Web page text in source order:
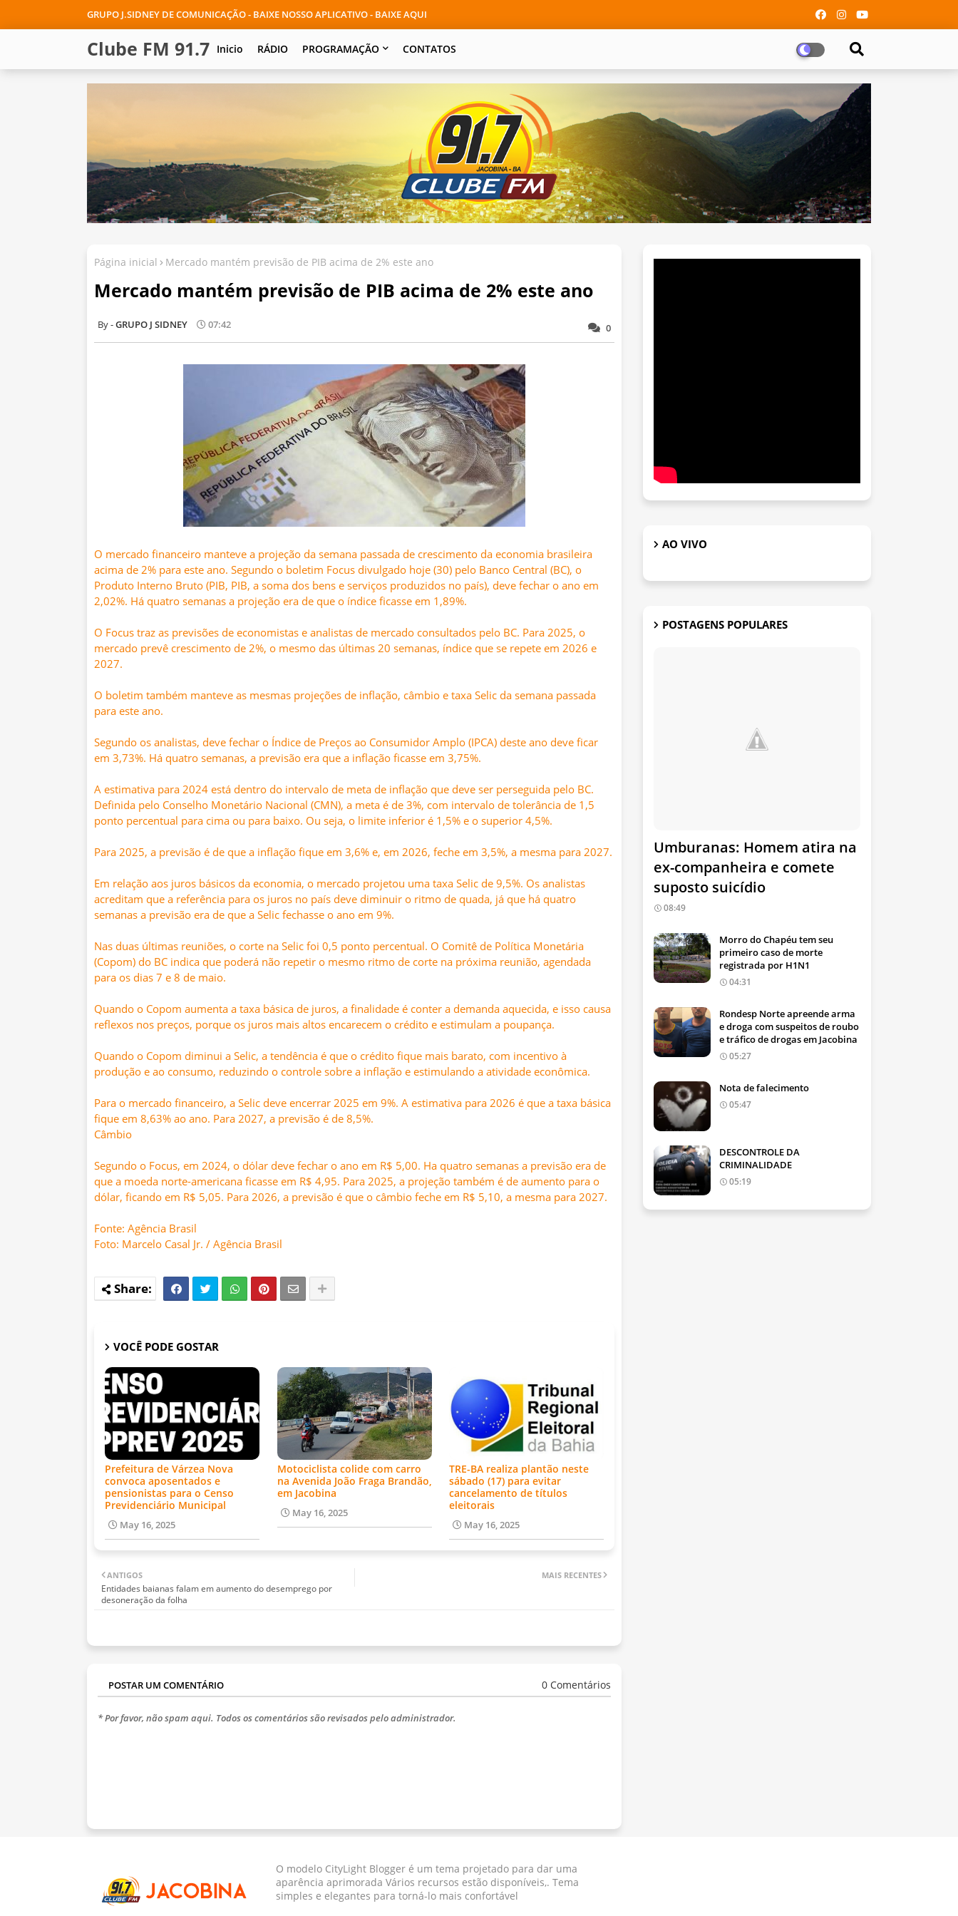
GRUPO J.SIDNEY DE COMUNICAÇÃO - BAIXE NOSSO APLICATIVO - BAIXE AQUI
Clube FM 91.7 Inicio RÁDIO PROGRAMAÇÃO CONTATOS
Página inicial Mercado mantém previsão de PIB acima de 2% este ano
Mercado mantém previsão de PIB acima de 2% este ano
0
GRUPO J SIDNEY 07:42
O mercado financeiro manteve a projeção da semana passada de crescimento da economia brasileira
acima de 2% para este ano. Segundo o boletim Focus divulgado hoje (30) pelo Banco Central (BC), o
Produto Interno Bruto (PIB, PIB, a soma dos bens e serviços produzidos no país), deve fechar o ano em
2,02%. Há quatro semanas a projeção era de que o índice ficasse em 1,89%.
O Focus traz as previsões de economistas e analistas de mercado consultados pelo BC. Para 2025, o
mercado prevê crescimento de 2%, o mesmo das últimas 20 semanas, índice que se repete em 2026 e
2027.
O boletim também manteve as mesmas projeções de inflação, câmbio e taxa Selic da semana passada
para este ano.
Segundo os analistas, deve fechar o Índice de Preços ao Consumidor Amplo (IPCA) deste ano deve ficar
em 3,73%. Há quatro semanas, a previsão era que a inflação ficasse em 3,75%.
A estimativa para 2024 está dentro do intervalo de meta de inflação que deve ser perseguida pelo BC.
Definida pelo Conselho Monetário Nacional (CMN), a meta é de 3%, com intervalo de tolerância de 1,5
ponto percentual para cima ou para baixo. Ou seja, o limite inferior é 1,5% e o superior 4,5%.
Para 2025, a previsão é de que a inflação fique em 3,6% e, em 2026, feche em 3,5%, a mesma para 2027.
Em relação aos juros básicos da economia, o mercado projetou uma taxa Selic de 9,5%. Os analistas
acreditam que a referência para os juros no país deve diminuir o ritmo de quada, já que há quatro
semanas a previsão era de que a Selic fechasse o ano em 9%.
Nas duas últimas reuniões, o corte na Selic foi 0,5 ponto percentual. O Comitê de Política Monetária
(Copom) do BC indica que poderá não repetir o mesmo ritmo de corte na próxima reunião, agendada
para os dias 7 e 8 de maio.
Quando o Copom aumenta a taxa básica de juros, a finalidade é conter a demanda aquecida, e isso causa
reflexos nos preços, porque os juros mais altos encarecem o crédito e estimulam a poupança.
Quando o Copom diminui a Selic, a tendência é que o crédito fique mais barato, com incentivo à
produção e ao consumo, reduzindo o controle sobre a inflação e estimulando a atividade econômica.
Para o mercado financeiro, a Selic deve encerrar 2025 em 9%. A estimativa para 2026 é que a taxa básica
fique em 8,63% ao ano. Para 2027, a previsão é de 8,5%.
Câmbio
Segundo o Focus, em 2024, o dólar deve fechar o ano em R$ 5,00. Ha quatro semanas a previsão era de
que a moeda norte-americana ficasse em R$ 4,95. Para 2025, a projeção também é de aumento para o
dólar, ficando em R$ 5,05. Para 2026, a previsão é que o câmbio feche em R$ 5,10, a mesma para 2027.
Fonte: Agência Brasil
Foto: Marcelo Casal Jr. / Agência Brasil
VOCÊ PODE GOSTAR
Prefeitura de Várzea Nova
convoca aposentados e
pensionistas para o Censo
Previdenciário Municipal
May 16, 2025
Motociclista colide com carro
na Avenida João Fraga Brandão,
em Jacobina
May 16, 2025
TRE-BA realiza plantão neste
sábado (17) para evitar
cancelamento de títulos
eleitorais
May 16, 2025
MAIS RECENTES
ANTIGOS
Entidades baianas falam em aumento do desemprego por
desoneração da folha
POSTAR UM COMENTÁRIO 0 Comentários
* Por favor, não spam aqui. Todos os comentários são revisados ​​pelo administrador.
AO VIVO
POSTAGENS POPULARES
Umburanas: Homem atira na
ex-companheira e comete
suposto suicídio
08:49
Morro do Chapéu tem seu
primeiro caso de morte
registrada por H1N1
04:31
Rondesp Norte apreende arma
e droga com suspeitos de roubo
e tráfico de drogas em Jacobina
05:27
Nota de falecimento
05:47
DESCONTROLE DA
CRIMINALIDADE
05:19
O modelo CityLight Blogger ​​é um tema projetado para dar uma
aparência aprimorada Vários recursos estão disponíveis,. Tema
simples e elegantes para torná-lo mais confortável